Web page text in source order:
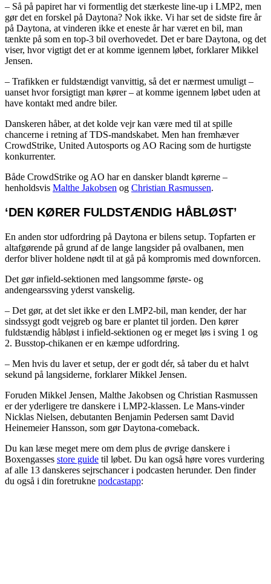
– Så på papiret har vi formentlig det stærkeste line-up i LMP2, men
gør det en forskel på Daytona? Nok ikke. Vi har set de sidste fire år
på Daytona, at vinderen ikke et eneste år har været en bil, man
tænkte på som en top-3 bil overhovedet. Det er bare Daytona, og det
viser, hvor vigtigt det er at komme igennem løbet, forklarer Mikkel
Jensen.
– Trafikken er fuldstændigt vanvittig, så det er nærmest umuligt –
uanset hvor forsigtigt man kører – at komme igennem løbet uden at
have kontakt med andre biler.
Danskeren håber, at det kolde vejr kan være med til at spille
chancerne i retning af TDS-mandskabet. Men han fremhæver
CrowdStrike, United Autosports og AO Racing som de hurtigste
konkurrenter.
Både CrowdStrike og AO har en dansker blandt kørerne –
henholdsvis Malthe Jakobsen og Christian Rasmussen.
‘DEN KØRER FULDSTÆNDIG HÅBLØST’
En anden stor udfordring på Daytona er bilens setup. Topfarten er
altafgørende på grund af de lange langsider på ovalbanen, men
derfor bliver holdene nødt til at gå på kompromis med downforcen.
Det gør infield-sektionen med langsomme første- og
andengearssving yderst vanskelig.
– Det gør, at det slet ikke er den LMP2-bil, man kender, der har
sindssygt godt vejgreb og bare er plantet til jorden. Den kører
fuldstændig håbløst i infield-sektionen og er meget løs i sving 1 og
2. Busstop-chikanen er en kæmpe udfordring.
– Men hvis du laver et setup, der er godt dér, så taber du et halvt
sekund på langsiderne, forklarer Mikkel Jensen.
Foruden Mikkel Jensen, Malthe Jakobsen og Christian Rasmussen
er der yderligere tre danskere i LMP2-klassen. Le Mans-vinder
Nicklas Nielsen, debutanten Benjamin Pedersen samt David
Heinemeier Hansson, som gør Daytona-comeback.
Du kan læse meget mere om dem plus de øvrige danskere i
Boxengasses store guide til løbet. Du kan også høre vores vurdering
af alle 13 danskeres sejrschancer i podcasten herunder. Den finder
du også i din foretrukne podcastapp: